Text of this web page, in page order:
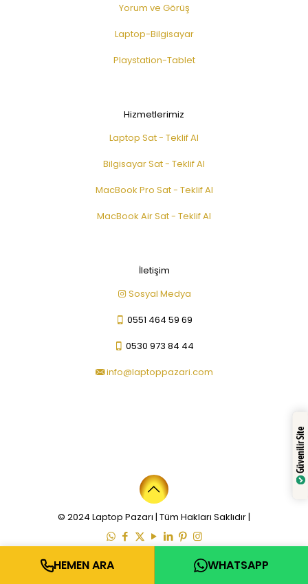
Yorum ve Görüş
Laptop-Bilgisayar
Playstation-Tablet
Hizmetlerimiz
Laptop Sat - Teklif Al
Bilgisayar Sat - Teklif Al
MacBook Pro Sat - Teklif Al
MacBook Air Sat - Teklif Al
İletişim
Sosyal Medya
0551 464 59 69
0530 973 84 44
info@laptoppazari.com
© 2024 Laptop Pazarı | Tüm Hakları Saklıdır |
HEMEN ARA WHATSAPP
Güvenilir Site